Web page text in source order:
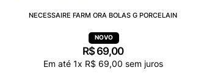
NECESSAIRE FARM ORA BOLAS G PORCELAIN
R$69,00
Em até 1x R$ 69,00 sem juros